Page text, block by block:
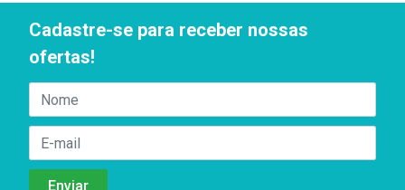
Cadastre-se para receber nossas
ofertas!